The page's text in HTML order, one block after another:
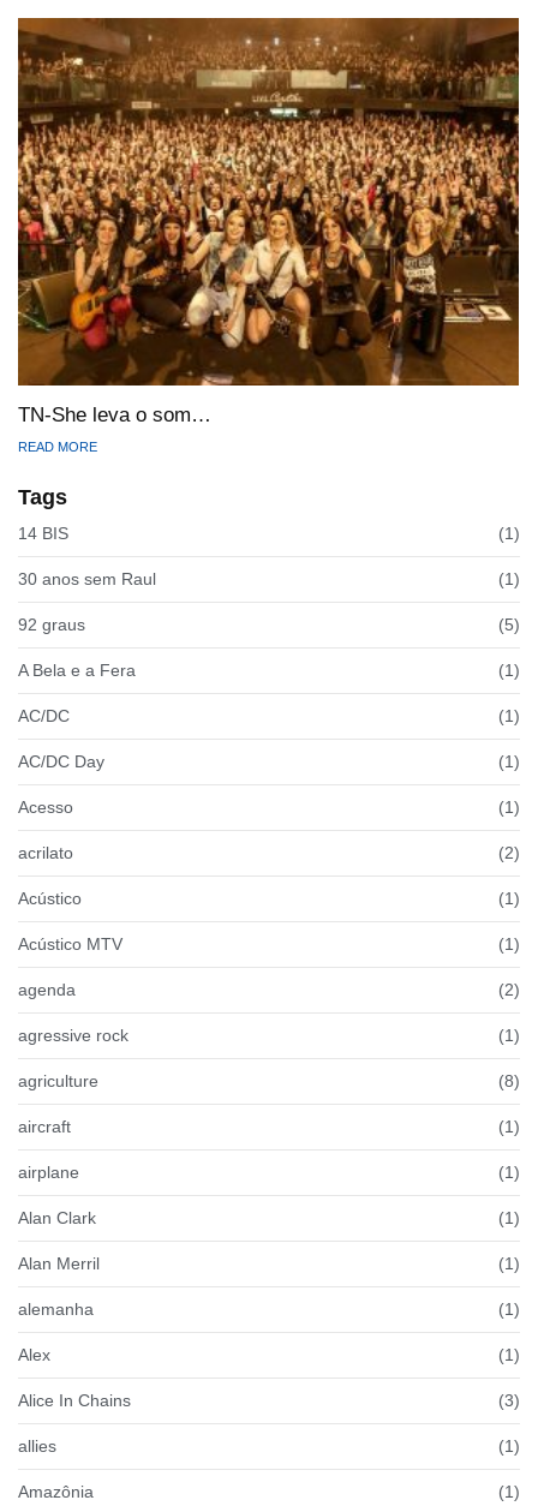
TN-She leva o som…
READ MORE
Tags
14 BIS (1)
30 anos sem Raul (1)
92 graus (5)
A Bela e a Fera (1)
AC/DC (1)
AC/DC Day (1)
Acesso (1)
acrilato (2)
Acústico (1)
Acústico MTV (1)
agenda (2)
agressive rock (1)
agriculture (8)
aircraft (1)
airplane (1)
Alan Clark (1)
Alan Merril (1)
alemanha (1)
Alex (1)
Alice In Chains (3)
allies (1)
Amazônia (1)